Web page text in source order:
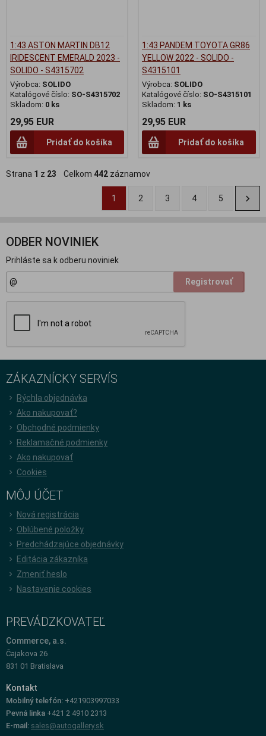
1:43 ASTON MARTIN DB12
IRIDESCENT EMERALD 2023 -
SOLIDO - S4315702
Výrobca: SOLIDO
Katalógové číslo: SO-S4315702
Skladom: 0 ks
29,95 EUR
Pridať do košíka
1:43 PANDEM TOYOTA GR86
YELLOW 2022 - SOLIDO -
S4315101
Výrobca: SOLIDO
Katalógové číslo: SO-S4315101
Skladom: 1 ks
29,95 EUR
Pridať do košíka
Strana 1 z 23 Celkom 442 záznamov
1 2 3 4 5
ODBER NOVINIEK
Prihláste sa k odberu noviniek
Registrovať
ZÁKAZNÍCKY SERVÍS
Rýchla objednávka
Ako nakupovať?
Obchodné podmienky
Reklamačné podmienky
Ako nakupovať
Cookies
MÔJ ÚČET
Nová registrácia
Oblúbené položky
Predchádzajúce objednávky
Editácia zákazníka
Zmeniť heslo
Nastavenie cookies
PREVÁDZKOVATEĽ
Commerce, a.s.
Čajakova 26
831 01 Bratislava
Kontakt
Mobilný telefón: +421903997033
Pevná linka +421 2 4910 2313
E-mail: sales@autogallery.sk